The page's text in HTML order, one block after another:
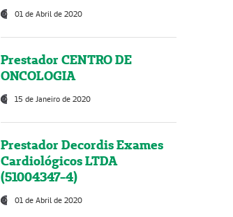
01 de Abril de 2020
Prestador CENTRO DE
ONCOLOGIA
15 de Janeiro de 2020
Prestador Decordis Exames
Cardiológicos LTDA
(51004347-4)
01 de Abril de 2020